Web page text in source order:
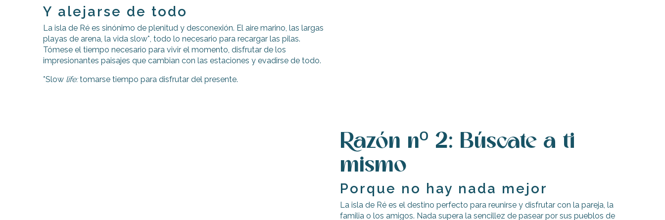
Y alejarse de todo
La isla de Ré es sinónimo de plenitud y desconexión. El aire marino, las largas
playas de arena, la vida slow*, todo lo necesario para recargar las pilas.
Tómese el tiempo necesario para vivir el momento, disfrutar de los
impresionantes paisajes que cambian con las estaciones y evadirse de todo.
*Slow life:tomarse tiempo para disfrutar del presente.
Razón nº 2: Búscate a ti
mismo
Porque no hay nada mejor
La isla de Ré es el destino perfecto para reunirse y disfrutar con la pareja, la
familia o los amigos. Nada supera la sencillez de pasear por sus pueblos de